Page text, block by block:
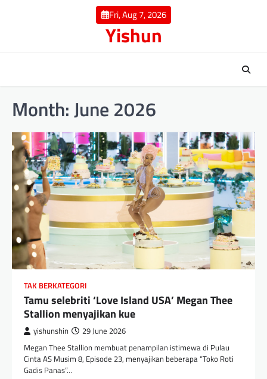
Fri, Aug 7, 2026
Yishun
Month:June 2026
TAK BERKATEGORI
Tamu selebriti ‘Love Island USA’ Megan Thee
Stallion menyajikan kue
yishunshin 29 June 2026
Megan Thee Stallion membuat penampilan istimewa di Pulau
Cinta AS Musim 8, Episode 23, menyajikan beberapa “Toko Roti
Gadis Panas”…